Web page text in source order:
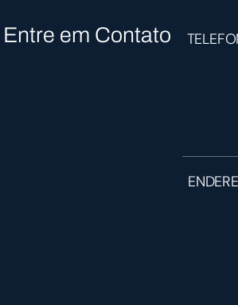
Entre em Contato